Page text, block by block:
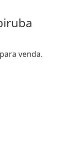
venda.